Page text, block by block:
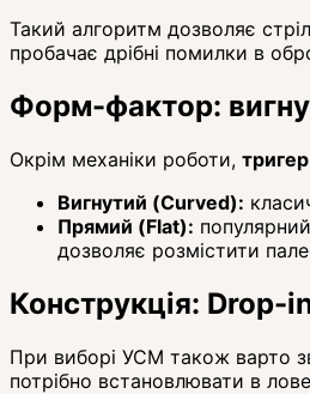
Такий алгоритм дозволяє
пробачає дрібні помилки в
Форм-фактор:
Окрім механіки роботи, тригер
Вигнутий (Curved):
Прямий (Flat):
дозволяє розмістити
Конструкція: Drop-
При виборі УСМ також варто
потрібно встановлювати в